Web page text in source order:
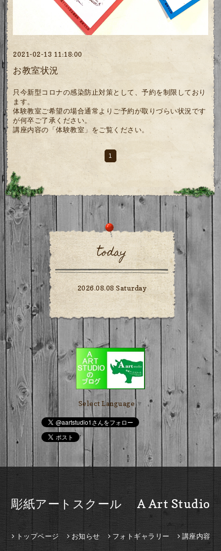
2021-02-13 11:18:00
お教室状況
只今新型コロナの感染防止対策として、予約を制限しており
ます。
体験教室ご希望の場合通常よりご予約が取りづらい状況です
が何卒ご了承ください。
講座内容の「体験教室」をご覧ください。
1
today
2026.08.08 Saturday
Select Language ▼
彫紙アートスクール A Art Studio
トップページ お知らせ フォトギャラリー 講座内容